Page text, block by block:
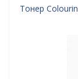
Тонер